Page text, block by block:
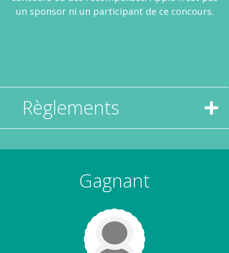
un sponsor ni un participant de ce concours.
Règlements
Gagnant